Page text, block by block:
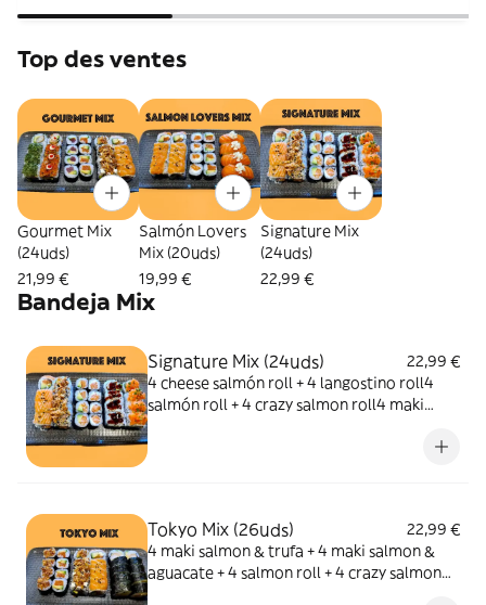
Top des ventes
Gourmet Mix
(24uds)
21,99 €
Salmón Lovers
Mix (20uds)
19,99 €
Signature Mix
(24uds)
22,99 €
Bandeja Mix
Signature Mix (24uds)
22,99 €
4 cheese salmón roll + 4 langostino roll4
salmón roll + 4 crazy salmon roll4 maki
Tokyo Mix (26uds)
22,99 €
4 maki salmon & trufa + 4 maki salmon &
aguacate + 4 salmon roll + 4 crazy salmon